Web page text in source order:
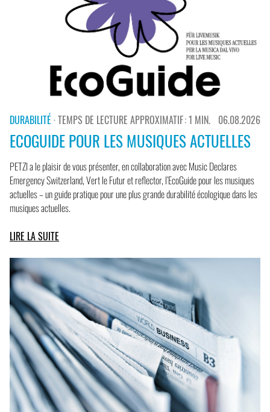
DURABILITÉ · TEMPS DE LECTURE APPROXIMATIF : 1 MIN. 06.08.2026
ECOGUIDE POUR LES MUSIQUES ACTUELLES
PETZI a le plaisir de vous présenter, en collaboration avec Music Declares
Emergency Switzerland, Vert le Futur et reflector, l’EcoGuide pour les musiques
actuelles – un guide pratique pour une plus grande durabilité écologique dans les
musiques actuelles.
LIRE LA SUITE